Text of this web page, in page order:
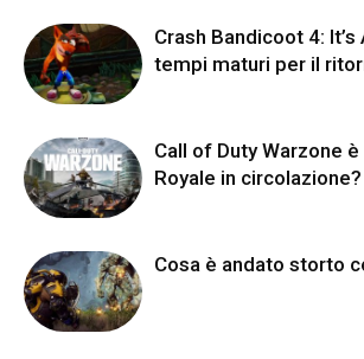
Crash Bandicoot 4:
tempi maturi per il
Call of Duty Warzone
Royale in circolazione?
Cosa è andato storto